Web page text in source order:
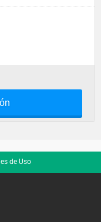
de Uso